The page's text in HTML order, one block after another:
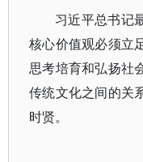
习近平总书记
核心价值观必须立
思考培育和弘扬社
传统文化之间的关
时贤。